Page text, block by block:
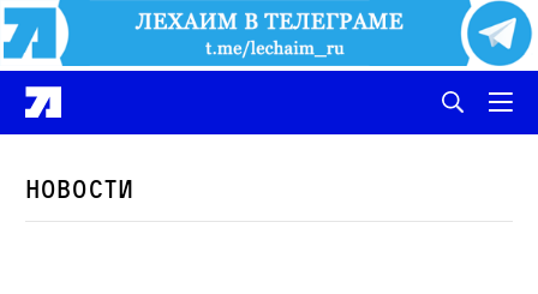
Новости